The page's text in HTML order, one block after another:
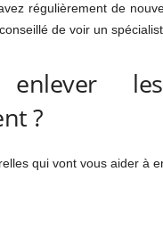
régulièrement de
de voir un
enlever
?
qui vont vous aider à